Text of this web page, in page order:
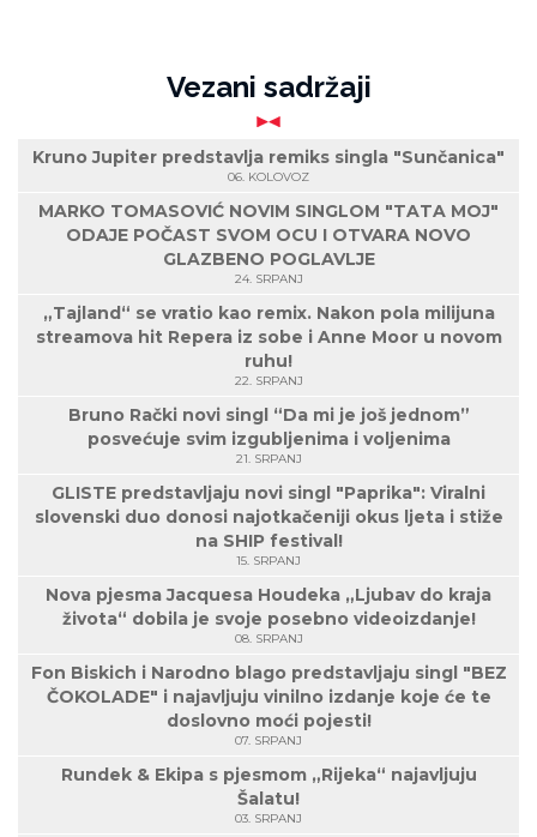
Vezani sadržaji
Kruno Jupiter predstavlja remiks singla "Sunčanica"
06. KOLOVOZ
MARKO TOMASOVIĆ NOVIM SINGLOM "TATA MOJ"
ODAJE POČAST SVOM OCU I OTVARA NOVO
GLAZBENO POGLAVLJE
24. SRPANJ
„Tajland“ se vratio kao remix. Nakon pola milijuna
streamova hit Repera iz sobe i Anne Moor u novom
ruhu!
22. SRPANJ
Bruno Rački novi singl “Da mi je još jednom”
posvećuje svim izgubljenima i voljenima
21. SRPANJ
GLISTE predstavljaju novi singl "Paprika": Viralni
slovenski duo donosi najotkačeniji okus ljeta i stiže
na SHIP festival!
15. SRPANJ
Nova pjesma Jacquesa Houdeka „Ljubav do kraja
života“ dobila je svoje posebno videoizdanje!
08. SRPANJ
Fon Biskich i Narodno blago predstavljaju singl "BEZ
ČOKOLADE" i najavljuju vinilno izdanje koje će te
doslovno moći pojesti!
07. SRPANJ
Rundek & Ekipa s pjesmom „Rijeka“ najavljuju
Šalatu!
03. SRPANJ